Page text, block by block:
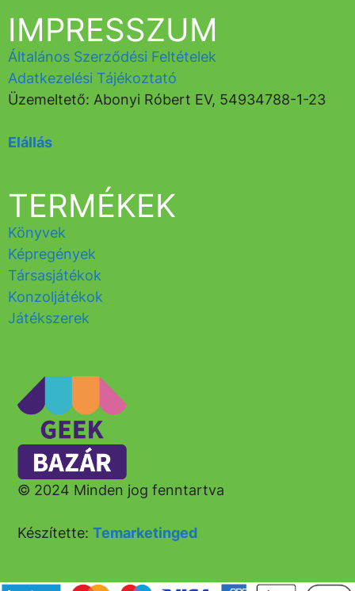
© 2024 Minden jog fenntartva
Készítette:Temarketinged
TERMÉKEK
Könyvek
Képregények
Társasjátékok
Konzoljátékok
Játékszerek
IMPRESSZUM
Általános Szerződési Feltételek
Adatkezelési Tájékoztató
Üzemeltető: Abonyi Róbert EV, 54934788-1-23
Elállás